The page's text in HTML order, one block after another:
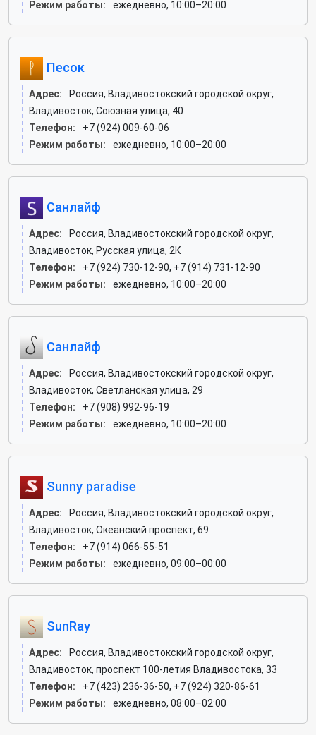
Режим работы:
ежедневно, 10:00–20:00
Песок
Адрес:
Россия, Владивостокский городской округ,
Владивосток, Союзная улица, 40
Телефон:
+7 (924) 009-60-06
Режим работы:
ежедневно, 10:00–20:00
Санлайф
Адрес:
Россия, Владивостокский городской округ,
Владивосток, Русская улица, 2К
Телефон:
+7 (924) 730-12-90, +7 (914) 731-12-90
Режим работы:
ежедневно, 10:00–20:00
Санлайф
Адрес:
Россия, Владивостокский городской округ,
Владивосток, Светланская улица, 29
Телефон:
+7 (908) 992-96-19
Режим работы:
ежедневно, 10:00–20:00
Sunny paradise
Адрес:
Россия, Владивостокский городской округ,
Владивосток, Океанский проспект, 69
Телефон:
+7 (914) 066-55-51
Режим работы:
ежедневно, 09:00–00:00
SunRay
Адрес:
Россия, Владивостокский городской округ,
Владивосток, проспект 100-летия Владивостока, 33
Телефон:
+7 (423) 236-36-50, +7 (924) 320-86-61
Режим работы:
ежедневно, 08:00–02:00